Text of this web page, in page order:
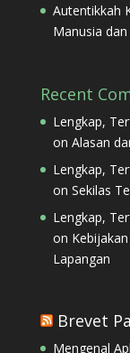
Autentikkah
Manusia
Recent
Lengkap,
on Alasan
Lengkap,
on Sekilas
Lengkap,
on
Lapangan
Brevet
Mengenal